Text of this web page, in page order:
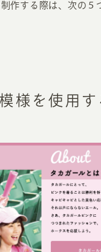
作する際は、次の５
様を使用す